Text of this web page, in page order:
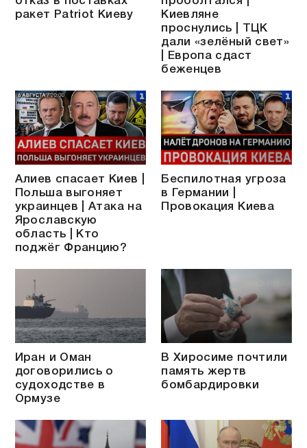
ракет Patriot Киеву
Киевляне
проснулись | ТЦК
дали «зелёный свет»
| Европа сдаст
беженцев
Алиев спасает Киев |
Польша выгоняет
украинцев | Атака на
Ярославскую
область | Кто
поджёг Францию?
Беспилотная угроза
в Германии |
Провокация Киева
Иран и Оман
договорились о
судоходстве в
Ормузе
В Хиросиме почтили
память жертв
бомбардировки